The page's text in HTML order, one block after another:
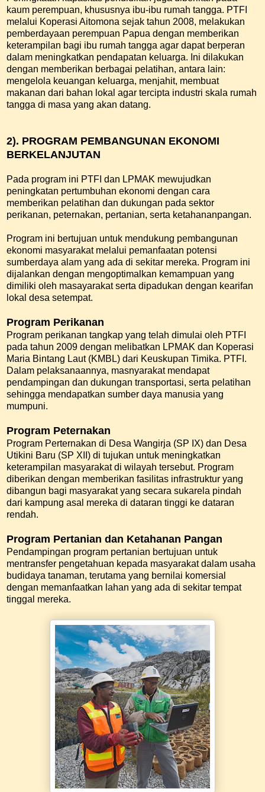
kaum perempuan, khususnya ibu-ibu rumah tangga. PTFI
melalui Koperasi Aitomona sejak tahun 2008, melakukan
pemberdayaan perempuan Papua dengan memberikan
keterampilan bagi ibu rumah tangga agar dapat berperan
dalam meningkatkan pendapatan keluarga. Ini dilakukan
dengan memberikan berbagai pelatihan, antara lain:
mengelola keuangan keluarga, menjahit, membuat
makanan dari bahan lokal agar tercipta industri skala rumah
tangga di masa yang akan datang.
2). PROGRAM PEMBANGUNAN EKONOMI
BERKELANJUTAN
Pada program ini PTFI dan LPMAK mewujudkan
peningkatan pertumbuhan ekonomi dengan cara
memberikan pelatihan dan dukungan pada sektor
perikanan, peternakan, pertanian, serta ketahananpangan.
Program ini bertujuan untuk mendukung pembangunan
ekonomi masyarakat melalui pemanfaatan potensi
sumberdaya alam yang ada di sekitar mereka. Program ini
dijalankan dengan mengoptimalkan kemampuan yang
dimiliki oleh masayarakat serta dipadukan dengan kearifan
lokal desa setempat.
Program Perikanan
Program perikanan tangkap yang telah dimulai oleh PTFI
pada tahun 2009 dengan melibatkan LPMAK dan Koperasi
Maria Bintang Laut (KMBL) dari Keuskupan Timika. PTFI.
Dalam pelaksanaannya, masnyarakat mendapat
pendampingan dan dukungan transportasi, serta pelatihan
sehingga mendapatkan sumber daya manusia yang
mumpuni.
Program Peternakan
Program Perternakan di Desa Wangirja (SP IX) dan Desa
Utikini Baru (SP XII) di tujukan untuk meningkatkan
keterampilan masyarakat di wilayah tersebut. Program
diberikan dengan memberikan fasilitas infrastruktur yang
dibangun bagi masyarakat yang secara sukarela pindah
dari kampung asal mereka di dataran tinggi ke dataran
rendah.
Program Pertanian dan Ketahanan Pangan
Pendampingan program pertanian bertujuan untuk
mentransfer pengetahuan kepada masyarakat dalam usaha
budidaya tanaman, terutama yang bernilai komersial
dengan memanfaatkan lahan yang ada di sekitar tempat
tinggal mereka.